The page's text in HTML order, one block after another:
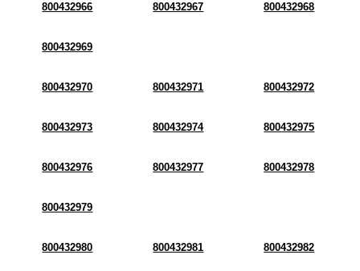
800432966 800432967 800432968
800432969
800432970 800432971 800432972
800432973 800432974 800432975
800432976 800432977 800432978
800432979
800432980 800432981 800432982